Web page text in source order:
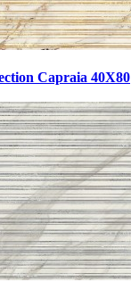
Capraia 40X80